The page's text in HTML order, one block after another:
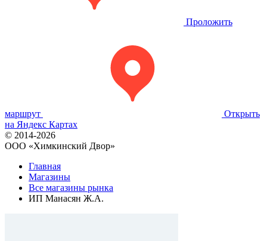
Проложить
маршрут
Открыть
на Яндекс Картах
© 2014-2026
OOO «Химкинский Двор»
Главная
Магазины
Все магазины рынка
ИП Манасян Ж.А.